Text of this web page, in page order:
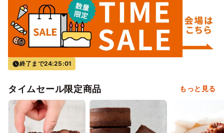
終了まで24:25:00
タイムセール限定商品 もっと見る